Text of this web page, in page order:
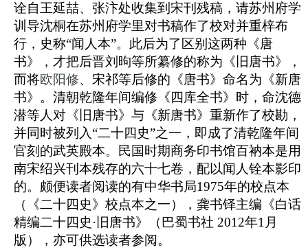
诠自王延喆、 张汴处收集到宋刊残稿， 请苏州府学
训导沈桐在苏州府学里对书稿作了校对并重梓布
行，史称“闻人本”。此后为了区别这两种《唐
书》，才把后晋刘昫等所纂修的称为《旧唐书》，
而将欧阳修、 宋祁等后修的《唐书》命名为《新唐
书》。 清朝乾隆年间编修《四库全书》时，命沈德
潜等人对《旧唐书》与《新唐书》重新作了校勘，
并同时被列入“二十四史”之一，即成了清乾隆年间
官刻的武英殿本。民国时期商务印书馆百衲本是用
南宋绍兴刊本残存的六十七卷，配以闻人铨本影印
的。颇便读者阅读的有中华书局1975年的校点本
（《二十四史》校点本之一）， 龚书铎主编《白话
精编二十四史· 旧唐书》（巴蜀书社 2012年1月
版），亦可供选读者参阅。